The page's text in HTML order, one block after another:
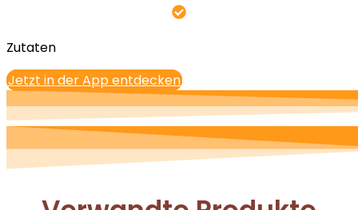
Zutaten
Jetzt in der App entdecken